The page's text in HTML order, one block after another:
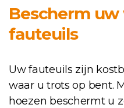
Bescherm uw
fauteuils
Uw fauteuils zijn
waar u trots op bent.
hoezen beschermt u